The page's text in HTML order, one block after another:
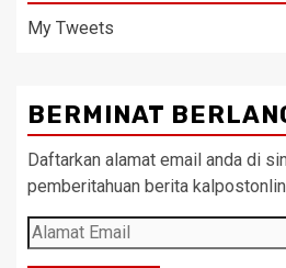
My Tweets
BERMINAT
Daftarkan alamat email anda di
pemberitahuan berita
Alamat
Email